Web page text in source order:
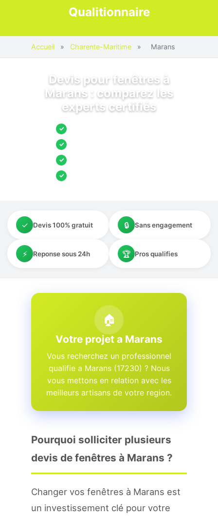
Qualitionnaire
Accueil » Charente-Maritime » Marans
Devis pour fenêtres à
Marans : comparez les
experts certifiés
✓
✓
✓
✓
✓ Devis 100% gratuit 🔒 Sans engagement
⚡ Reponse sous 24h 🏆 Pros qualifies
🏠
Votre projet a Marans
Vous recherchez un professionnel
qualifie a Marans (17230) ? Nous
vous mettons en relation avec les
meilleurs artisans de votre region.
Pourquoi solliciter plusieurs
devis de fenêtres à Marans ?
Changer vos fenêtres à Marans est
un investissement clé pour votre